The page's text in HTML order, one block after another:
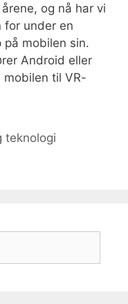
og nå har vi
for under en
på mobilen sin.
Android eller
mobilen til VR-
teknologi